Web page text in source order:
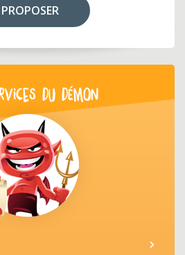
PROPOSER
DU DÉMON